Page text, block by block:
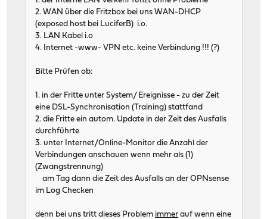
2. WAN über die Fritzbox bei uns WAN-DHCP
(exposed host bei LuciferB) i.o.
3. LAN Kabel i.o
4. Internet -www- VPN etc. keine Verbindung !!! (?)
Bitte Prüfen ob:
1. in der Fritte unter System/ Ereignisse - zu der Zeit
eine DSL-Synchronisation (Training) stattfand
2. die Fritte ein autom. Update in der Zeit des Ausfalls
durchführte
3. unter Internet/Online-Monitor die Anzahl der
Verbindungen anschauen wenn mehr als (1)
(Zwangstrennung)
am Tag dann die Zeit des Ausfalls an der OPNsense
im Log Checken
denn bei uns tritt dieses Problem immer auf wenn eine